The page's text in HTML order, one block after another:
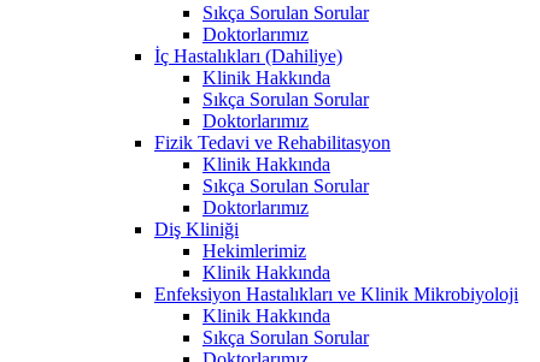
Sıkça Sorulan Sorular
Doktorlarımız
İç Hastalıkları (Dahiliye)
Klinik Hakkında
Sıkça Sorulan Sorular
Doktorlarımız
Fizik Tedavi ve Rehabilitasyon
Klinik Hakkında
Sıkça Sorulan Sorular
Doktorlarımız
Diş Kliniği
Hekimlerimiz
Klinik Hakkında
Enfeksiyon Hastalıkları ve Klinik Mikrobiyoloji
Klinik Hakkında
Sıkça Sorulan Sorular